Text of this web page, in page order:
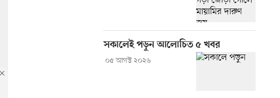
সকালেই পড়ুন আলোচিত ৫ খবর
০৫ আগস্ট ২০২৬